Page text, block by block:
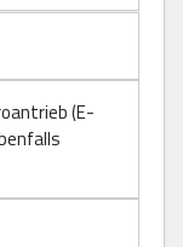
(E-